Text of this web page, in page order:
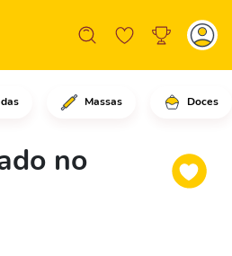
Massas Doces
no
o frango, retire o